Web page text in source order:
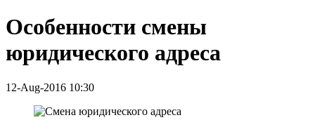
Особенности смены
юридического адреса
12-Aug-2016 10:30